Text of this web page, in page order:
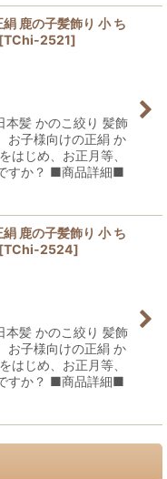
鹿の子髪飾り 小 ち
[TChi-2521]
本髪 かのこ絞り 髪飾
お子様向けの正絹 か
はじめ、お正月等、
すか？ ■商品詳細■
鹿の子髪飾り 小 ち
[TChi-2524]
本髪 かのこ絞り 髪飾
お子様向けの正絹 か
はじめ、お正月等、
すか？ ■商品詳細■